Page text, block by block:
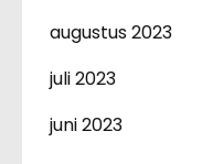
augustus 2023
juli 2023
juni 2023